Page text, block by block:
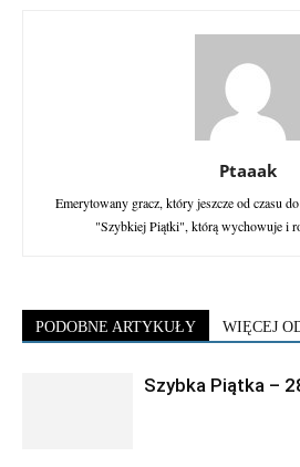
Ptaaak
Emerytowany gracz, który jeszcze od czasu
"Szybkiej Piątki", którą wychowuje i
PODOBNE ARTYKUŁY WIĘCEJ
Szybka Piątka –